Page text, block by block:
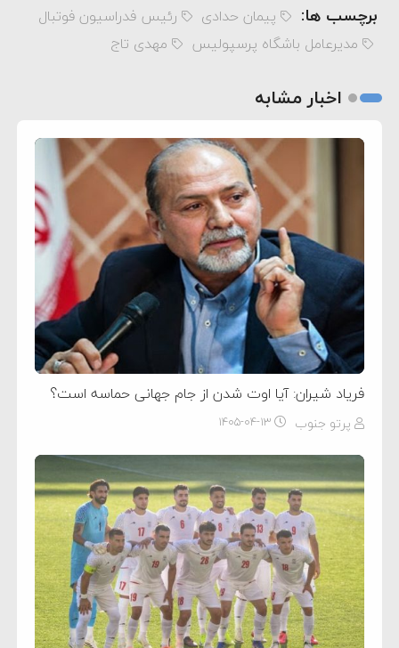
برچسب ها: پیمان حدادی
رئیس فدراسیون فوتبال
مدیرعامل باشگاه پرسپولیس
مهدی تاج
اخبار مشابه
فریاد شیران: آیا اوت شدن از جام جهانی حماسه است؟
پرتو جنوب ۱۴۰۵-۰۴-۱۳